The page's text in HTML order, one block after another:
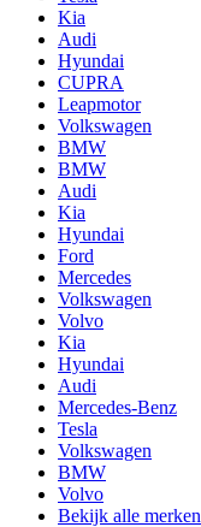
Kia
Audi
Hyundai
CUPRA
Leapmotor
Volkswagen
BMW
BMW
Audi
Kia
Hyundai
Ford
Mercedes
Volkswagen
Volvo
Kia
Hyundai
Audi
Mercedes-Benz
Tesla
Volkswagen
BMW
Volvo
Bekijk alle merken